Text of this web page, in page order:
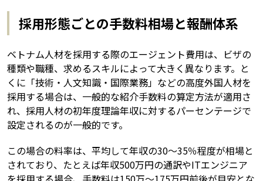
採用形態ごとの手数料相場と報酬体系
ベトナム人材を採用する際のエージェント費用は、ビザの
種類や職種、求めるスキルによって大きく異なります。と
くに「技術・人文知識・国際業務」などの高度外国人材を
採用する場合は、一般的な紹介手数料の算定方法が適用さ
れ、採用人材の初年度理論年収に対するパーセンテージで
設定されるのが一般的です。
この場合の料率は、平均して年収の30〜35％程度が相場と
されており、たとえば年収500万円の通訳やITエンジニア